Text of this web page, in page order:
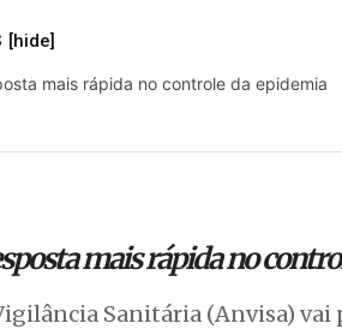
[hide]
mais rápida no controle da epidemia
mais rápida no
Sanitária (Anvisa)